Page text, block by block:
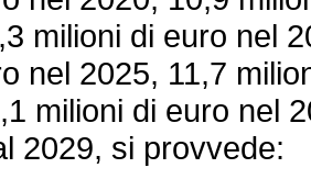
milioni di euro nel
nel 2025, 11,7
milioni di euro nel
2029, si provvede: